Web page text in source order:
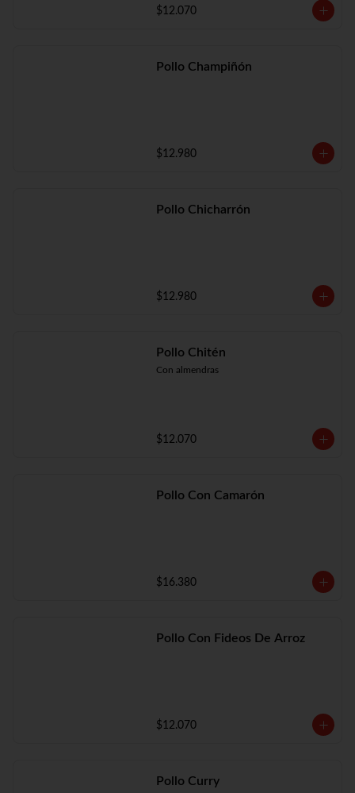
$12.070
Pollo Champiñón
$12.980
Pollo Chicharrón
$12.980
Pollo Chitén
Con almendras
$12.070
Pollo Con Camarón
$16.380
Pollo Con Fideos De Arroz
$12.070
Pollo Curry